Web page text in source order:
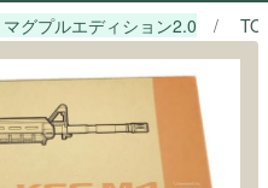
グプルエディション2.0